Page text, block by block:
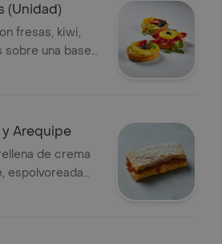
(Unidad)
fresas, kiwi,
sobre una base
Arequipe
de crema
espolvoreada